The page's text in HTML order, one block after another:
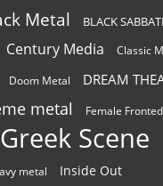
Metal BLACK
Century Media Classic
Doom Metal DREAM
metal Female Fronted
Greek Scene
metal Inside Out